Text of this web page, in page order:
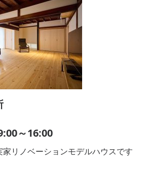
～16:00
リノベーションモデルハウスです